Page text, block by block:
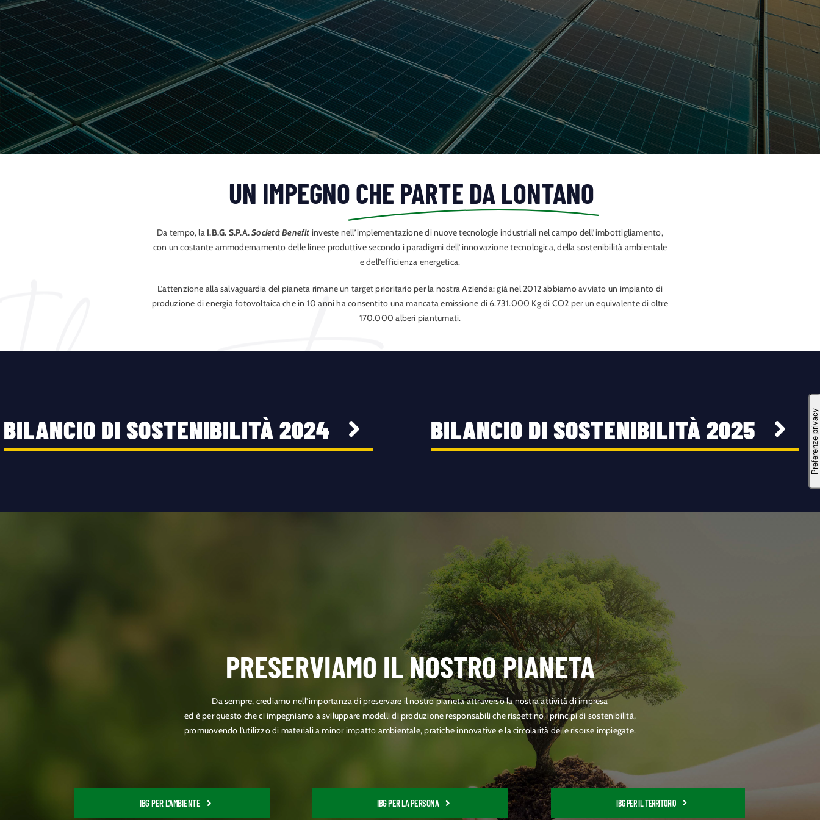
UN IMPEGNO CHE PARTE DA LONTANO
Da tempo, la I.B.G. S.P.A.Società Benefit investe nell’implementazione di nuove tecnologie industriali nel campo dell’imbottigliamento,
con un costante ammodernamento delle linee produttive secondo i paradigmi dell’innovazione tecnologica, della sostenibilità ambientale
e dell’efficienza energetica.
L’attenzione alla salvaguardia del pianeta rimane un target prioritario per la nostra Azienda: già nel 2012 abbiamo avviato un impianto di
produzione di energia fotovoltaica che in 10 anni ha consentito una mancata emissione di 6.731.000 Kg di CO2 per un equivalente di oltre
170.000 alberi piantumati.
BILANCIO DI SOSTENIBILITÀ 2024 BILANCIO DI SOSTENIBILITÀ 2025
PRESERVIAMO IL NOSTRO PIANETA
Da sempre, crediamo nell’importanza di preservare il nostro pianeta attraverso la nostra attività di impresa
ed è per questo che ci impegniamo a sviluppare modelli di produzione responsabili che rispettino i principi di sostenibilità,
promuovendo l’utilizzo di materiali a minor impatto ambientale, pratiche innovative e la circolarità delle risorse impiegate.
IBG PER L’AMBIENTE IBG PER LA PERSONA IBG PER IL TERRITORIO